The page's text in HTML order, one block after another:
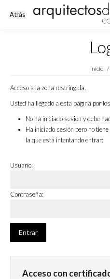
Estás
Inicio
Acceso a la zona restringida.
Usted ha llegado a esta página por
No ha iniciado sesión y debe
Ha iniciado sesión pero no
la que está intentando entrar:
Usuario:
Contraseña:
Acceso con